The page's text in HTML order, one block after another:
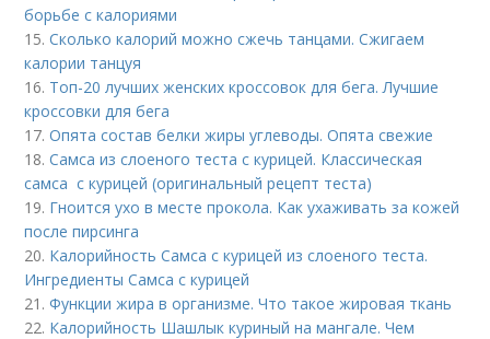
борьбе с калориями
15.Сколько калорий можно сжечь танцами. Сжигаем
калории танцуя
16. Топ-20 лучших женских кроссовок для бега. Лучшие
кроссовки для бега
17.Опята состав белки жиры углеводы. Опята свежие
18.Самса из слоеного теста с курицей. Классическая
самса с курицей (оригинальный рецепт теста)
19. Гноится ухо в месте прокола. Как ухаживать за кожей
после пирсинга
20. Калорийность Самса с курицей из слоеного теста.
Ингредиенты Самса с курицей
21.Функции жира в организме. Что такое жировая ткань
22. Калорийность Шашлык куриный на мангале. Чем